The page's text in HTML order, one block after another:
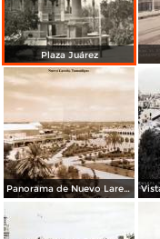
Plaza Juárez
Panorama de Nuevo Laredo, Tamaulipas.